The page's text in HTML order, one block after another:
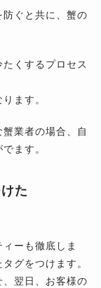
ぐと共に、蟹の
くするプロセス
ます。
業者の場合、自
ます。
た
ーも徹底しま
グをつけます。
翌日、お客様の